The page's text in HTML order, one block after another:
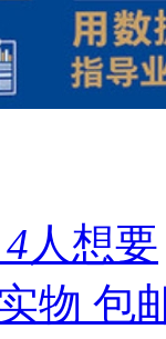
4人想要
物 包